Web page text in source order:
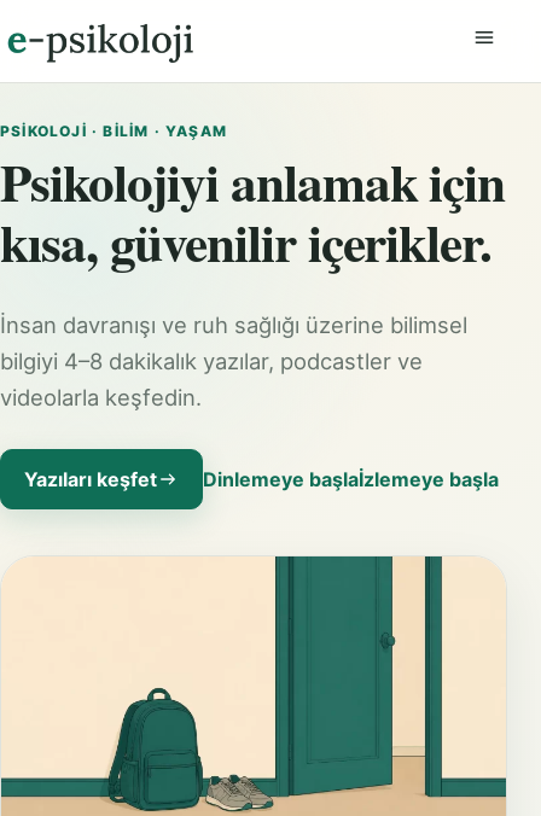
PSIKOLOJI · BILIM · YAŞAM
Psikolojiyi anlamak için
kısa, güvenilir içerikler.
İnsan davranışı ve ruh sağlığı üzerine bilimsel
bilgiyi 4–8 dakikalık yazılar, podcastler ve
videolarla keşfedin.
Yazıları keşfet Dinlemeye başlaİzlemeye başla